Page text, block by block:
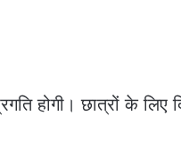
होगी। छात्रों के लिए